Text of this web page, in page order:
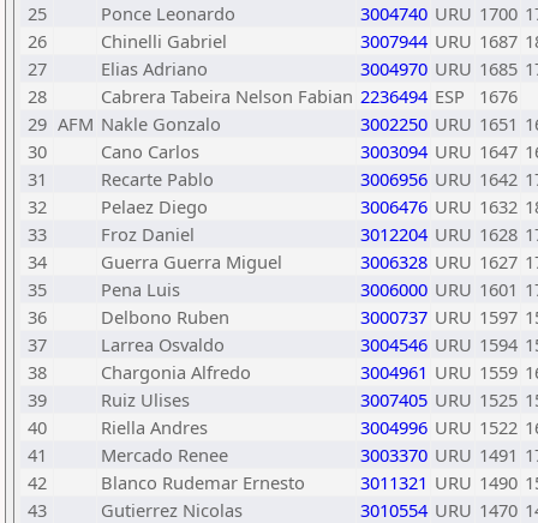
25
Ponce Leonardo 3004740 URU 1700
26
Chinelli Gabriel 3007944 URU 1687
27
Elias Adriano 3004970 URU 1685
28
Cabrera Tabeira Nelson Fabian 2236494 ESP
1676
29 AFM Nakle Gonzalo 3002250 URU 1651
30
Cano Carlos 3003094 URU 1647
31
Recarte Pablo 3006956 URU 1642
32
Pelaez Diego 3006476 URU 1632
33
Froz Daniel 3012204 URU 1628
34
Guerra Guerra Miguel 3006328 URU 1627
35
Pena Luis 3006000 URU 1601
36
Delbono Ruben 3000737 URU 1597
37
Larrea Osvaldo 3004546 URU 1594
38
Chargonia Alfredo 3004961 URU 1559
39
Ruiz Ulises 3007405 URU 1525
40
Riella Andres 3004996 URU 1522
41
Mercado Renee 3003370 URU 1491
42
Blanco Rudemar Ernesto 3011321 URU 1490
43
Gutierrez Nicolas 3010554 URU 1470